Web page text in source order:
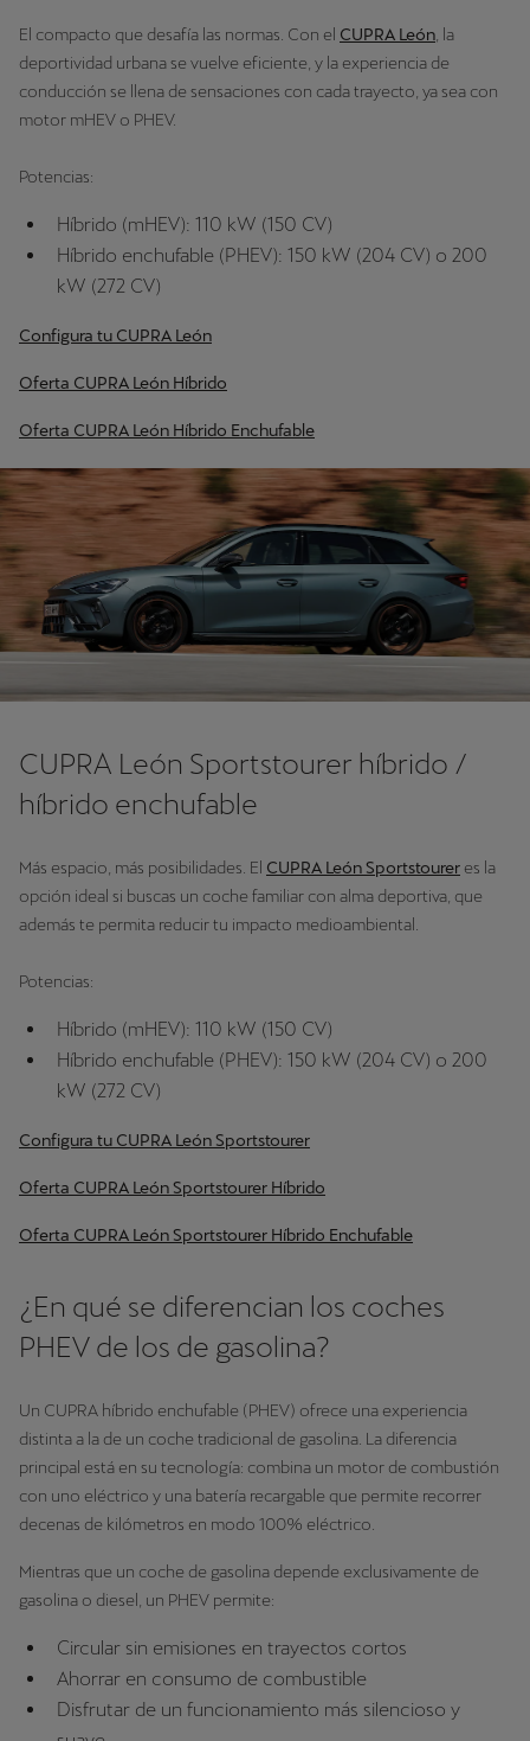
El compacto que desafía las normas. Con el CUPRA León , la
deportividad urbana se vuelve eficiente, y la experiencia de
conducción se llena de sensaciones con cada trayecto, ya sea con
motor mHEV o PHEV.
Potencias:
Híbrido (mHEV): 110 kW (150 CV)
Híbrido enchufable (PHEV): 150 kW (204 CV) o 200
kW (272 CV)
Configura tu CUPRA León
Oferta CUPRA León Híbrido
Oferta CUPRA León Híbrido Enchufable
CUPRA León Sportstourer híbrido /
híbrido enchufable
Más espacio, más posibilidades. El CUPRA León Sportstourer es la
opción ideal si buscas un coche familiar con alma deportiva, que
además te permita reducir tu impacto medioambiental.
Potencias:
Híbrido (mHEV): 110 kW (150 CV)
Híbrido enchufable (PHEV): 150 kW (204 CV) o 200
kW (272 CV)
Configura tu CUPRA León Sportstourer
Oferta CUPRA León Sportstourer Híbrido
Oferta CUPRA León Sportstourer Híbrido Enchufable
¿En qué se diferencian los coches
PHEV de los de gasolina?
Un CUPRA híbrido enchufable (PHEV) ofrece una experiencia
distinta a la de un coche tradicional de gasolina. La diferencia
principal está en su tecnología: combina un motor de combustión
con uno eléctrico y una batería recargable que permite recorrer
decenas de kilómetros en modo 100% eléctrico.
Mientras que un coche de gasolina depende exclusivamente de
gasolina o diesel, un PHEV permite:
Circular sin emisiones en trayectos cortos
Ahorrar en consumo de combustible
Disfrutar de un funcionamiento más silencioso y